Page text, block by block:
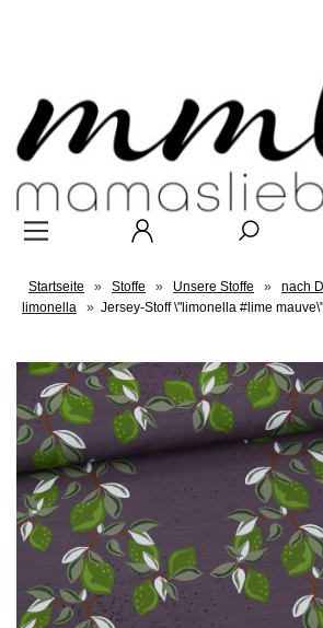
Startseite » Stoffe » Unsere Stoffe » nach
limonella
» Jersey-Stoff \"limonella #lime